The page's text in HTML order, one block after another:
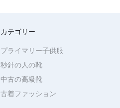
カテゴリー
古着ファッション
プライマリー子供服
秒針の人の靴
中古の高級靴